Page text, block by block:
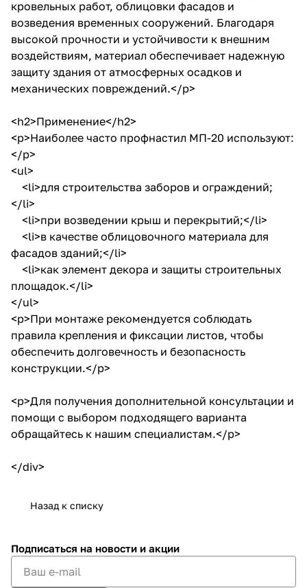
кровельных работ, облицовки фасадов и
возведения временных сооружений. Благодаря
высокой прочности и устойчивости к внешним
воздействиям, материал обеспечивает надежную
защиту здания от атмосферных осадков и
механических повреждений.</p>
<h2>Применение</h2>
<p>Наиболее часто профнастил МП-20 используют:
</p>
<ul>
<li>для строительства заборов и ограждений;
</li>
<li>при возведении крыш и перекрытий;</li>
<li>в качестве облицовочного материала для
фасадов зданий;</li>
<li>как элемент декора и защиты строительных
площадок.</li>
</ul>
<p>При монтаже рекомендуется соблюдать
правила крепления и фиксации листов, чтобы
обеспечить долговечность и безопасность
конструкции.</p>
<p>Для получения дополнительной консультации и
помощи с выбором подходящего варианта
обращайтесь к нашим специалистам.</p>
</div>
Назад к списку
Подписаться на новости и акции